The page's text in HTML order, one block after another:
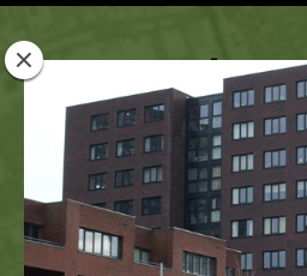
Rotterdam
Woont